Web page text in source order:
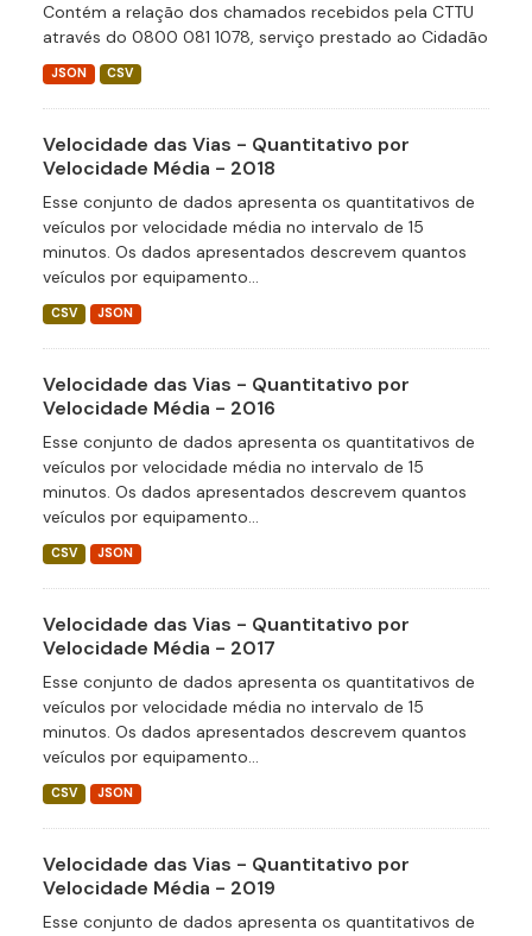
Contém a relação dos chamados recebidos pela CTTU
através do 0800 081 1078, serviço prestado ao Cidadão
JSON CSV
Velocidade das Vias - Quantitativo por
Velocidade Média - 2018
Esse conjunto de dados apresenta os quantitativos de
veículos por velocidade média no intervalo de 15
minutos. Os dados apresentados descrevem quantos
veículos por equipamento...
CSV JSON
Velocidade das Vias - Quantitativo por
Velocidade Média - 2016
Esse conjunto de dados apresenta os quantitativos de
veículos por velocidade média no intervalo de 15
minutos. Os dados apresentados descrevem quantos
veículos por equipamento...
CSV JSON
Velocidade das Vias - Quantitativo por
Velocidade Média - 2017
Esse conjunto de dados apresenta os quantitativos de
veículos por velocidade média no intervalo de 15
minutos. Os dados apresentados descrevem quantos
veículos por equipamento...
CSV JSON
Velocidade das Vias - Quantitativo por
Velocidade Média - 2019
Esse conjunto de dados apresenta os quantitativos de